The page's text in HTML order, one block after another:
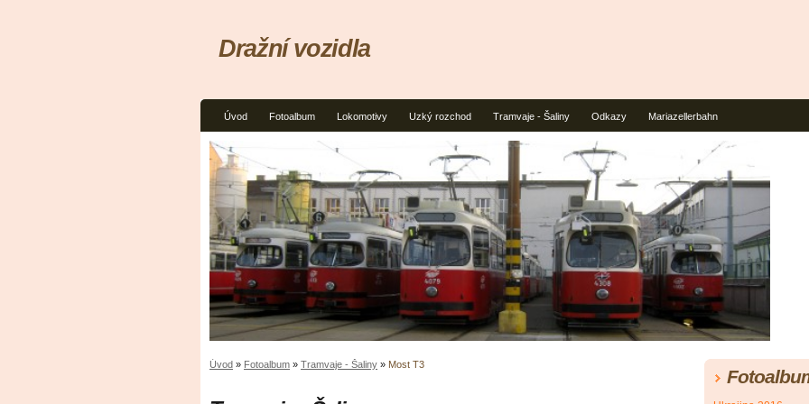
Úvod Fotoalbum Lokomotivy Uzký rozchod Tramvaje - Šaliny Odkazy Mariazellerbahn
Dražní vozidla
Úvod » Fotoalbum » Tramvaje - Šaliny » Most T3